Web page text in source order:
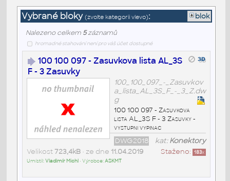
Vybrané bloky (zvolte kategorii vlevo): blok
Nalezeno celkem 5záznamů
hromadné stahování není pro váš účet dostupné
100 100 097 - Zasuvkova lista AL_3S
F - 3 Zasuvky
100_100_097_-_Zasuvkov
a_lista_AL_3S_F_-_3_Z.dw
g
100 100 097 - Zasuvkova
lista AL_3S F - 3 Zasuvky -
vystupni vypinac
kat:Konektory
DWG2018
Staženo: 183x
Velikost 723,4kB• ze dne 11.04.2019
Umístil:Vladimír Michl • Výrobce:ASKMT